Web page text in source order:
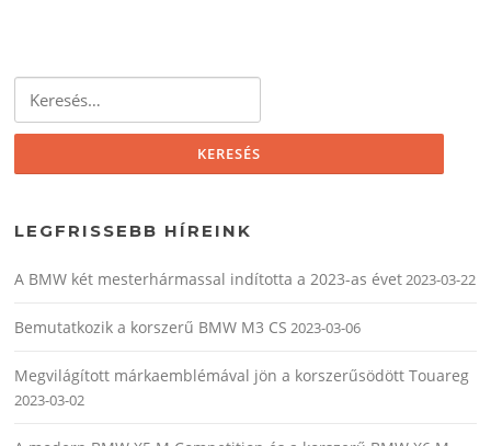
LEGFRISSEBB HÍREINK
A BMW két mesterhármassal indította a 2023-as évet2023-03-22
Bemutatkozik a korszerű BMW M3 CS 2023-03-06
Megvilágított márkaemblémával jön a korszerűsödött Touareg
2023-03-02